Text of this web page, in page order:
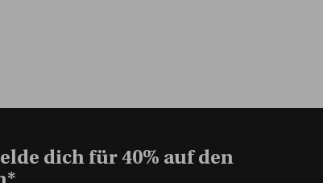
dich für 40% auf den